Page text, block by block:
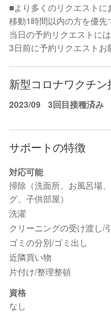
■より多くのリクエスト
移動1時間以内の方を優先
当日の予約リクエストに
3日前に予約リクエストお
新型コロナワクチン
2023/09 3回目接種済み
サポートの特徴
対応可能
掃除（洗面所、お風呂場
グ、子供部屋）
洗濯
クリーニングの受け渡し/
ゴミの分別/ゴミ出し
近隣買い物
片付け/整理整頓
資格
なし